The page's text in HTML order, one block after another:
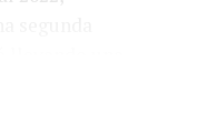
una